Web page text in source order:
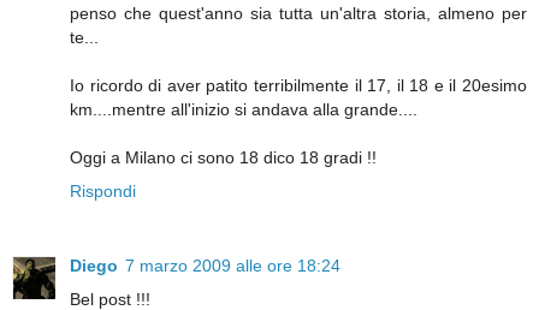
penso che quest'anno sia tutta un'altra storia, almeno per
te...
Io ricordo di aver patito terribilmente il 17, il 18 e il 20esimo
km....mentre all'inizio si andava alla grande....
Oggi a Milano ci sono 18 dico 18 gradi !!
Rispondi
Diego 7 marzo 2009 alle ore 18:24
Bel post !!!